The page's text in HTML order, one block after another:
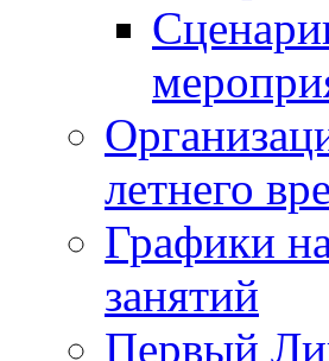
летнего
Графики
занятий
Первый